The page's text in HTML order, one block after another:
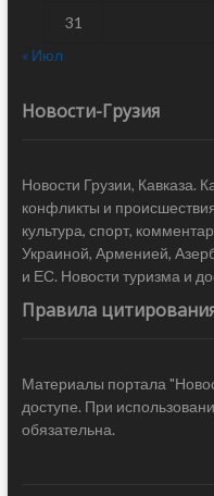
31
« Июл
Новости-Грузия
Новости Грузии, Кавказа.
конфликты и
культура, спорт,
Украиной, Арменией,
и ЕС. Новости туризма и
Правила
Материалы портала
доступе. При
обязательна.